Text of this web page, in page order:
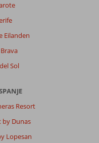
Eilanden
Sol
Resort
by Dunas
Lopesan